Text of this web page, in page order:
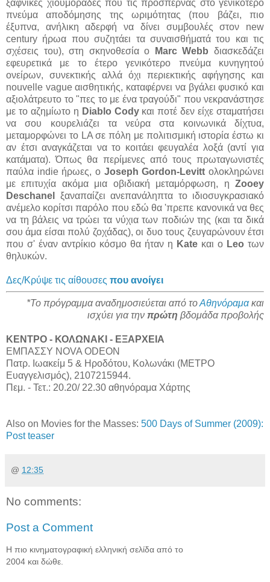
ξαφνικές χιουμοράδες που τις προσπερνάς στο γενικότερο
πνεύμα αποδόμησης της ωριμότητας (που βάζει, πιο
έξυπνα, ανήλικη αδερφή να δίνει συμβουλές στον new
century ήρωα που συζητάει τα συναισθήματά του και τις
σχέσεις του), στη σκηνοθεσία ο
Marc Webb διασκεδάζει
εφευρετικά με το έτερο γενικότερο πνεύμα κυνηγητού
ονείρων, συνεκτικής αλλά όχι περιεκτικής αφήγησης και
nouvelle vague αισθητικής, καταφέρνει να βγάλει φυσικό και
αξιολάτρευτο το "πες το με ένα τραγούδι" που νεκρανάστησε
με το αζημίωτο η Diablo Codyκαι ποτέ δεν είχε σταματήσει
να σου κουρελιάζει τα νεύρα στα κοινωνικά δίχτυα,
μεταμορφώνει το LA σε πόλη με πολιτισμική ιστορία έστω κι
αν έτσι αναγκάζεται να το κοιτάει φευγαλέα λοξά (αντί για
κατάματα). Όπως θα περίμενες από τους πρωταγωνιστές
παύλα indie ήρωες, ο Joseph Gordon-Levitt ολοκληρώνει
με επιτυχία ακόμα μια οβιδιακή μεταμόρφωση, η Zooey
Deschanel
ξαναπαίζει ανεπανάληπτα το ιδιοσυγκρασιακό
ανέμελο κορίτσι παρόλο που εδώ θα 'πρεπε κανονικά να θες
να τη βάλεις να τρώει τα νύχια των ποδιών της (και τα δικά
σου άμα είσαι πολύ ζοχάδας), οι δυο τους ζευγαρώνουν έτσι
που σ' έναν αντρίκιο κόσμο θα ήταν η Kate και ο Leo των
θηλυκών.
Δες/Κρύψε τις αίθουσες που ανοίγει
*Το πρόγραμμα αναδημοσιεύεται από τοΑθηνόραμακαι
ισχύει για την πρώτη βδομάδα προβολής
ΚΕΝΤΡΟ - ΚΟΛΩΝΑΚΙ - ΕΞΑΡΧΕΙΑ
ΕΜΠΑΣΣΥ NOVA ODEON
Πατρ. Ιωακείμ 5 & Ηροδότου, Κολωνάκι (ΜΕΤΡΟ
Ευαγγελισμός), 2107215944.
Πεμ. - Τετ.: 20.20/ 22.30 αθηνόραμα Χάρτης
Also on Movies for the Masses: 500 Days of Summer (2009):
Post teaser
@ 12:35
No comments:
Post a Comment
Η πιο κινηματογραφική ελληνική σελίδα από το
2004 και δώθε.